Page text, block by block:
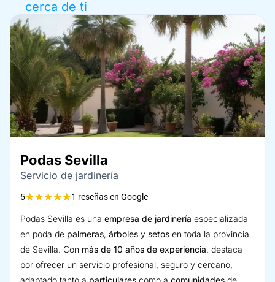
cerca de ti
Podas Sevilla
Servicio de jardinería
5★★★★★1 reseñas en Google
Podas Sevilla es una empresa de jardinería especializada
en poda de palmeras, árboles y setos en toda la provincia
de Sevilla. Con más de 10 años de experiencia, destaca
por ofrecer un servicio profesional, seguro y cercano,